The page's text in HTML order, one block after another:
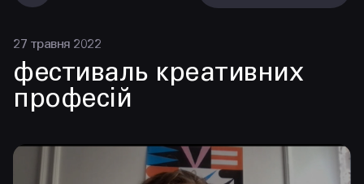
у проджі
бібліотека
менторство
lezo
блог
вийти
27 травня 2022
фестиваль креативних
професій